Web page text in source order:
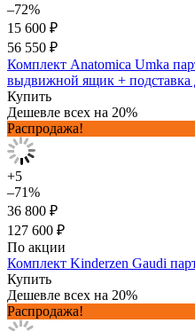
–72%
15 600 ₽
56 550 ₽
Комплект Anatomica Umka
выдвижной ящик + подставка
Купить
Дешевле всех на 20%
Распродажа!
+5
–71%
36 800 ₽
127 600 ₽
По акции
Комплект Kinderzen Gaudi
Купить
Дешевле всех на 20%
Распродажа!